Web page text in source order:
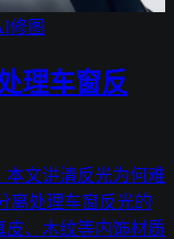
修图
理车窗反
文讲清反光为何难
离处理车窗反光的
皮、木纹等内饰材质